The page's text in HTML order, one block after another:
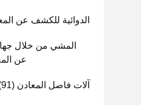
الدوائية للكشف عن
المشي من خلال
عن
آلات فاصل المعادن (91)